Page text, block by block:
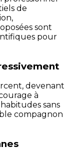
de
sont
pour
devenant
à
sans
compagnon